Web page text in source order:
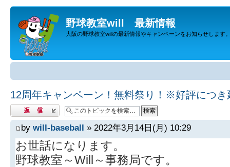
野球教室will 最新情報
大阪の野球教室willの最新情報やキャンペーンをお知らせします
12周年キャンペーン！無料祭り！※好評につき
返信する
by will-baseball » 2022年3月14日(月) 10:29
お世話になります。
野球教室～Will～事務局です。